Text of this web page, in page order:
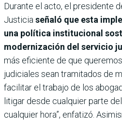
Durante el acto, el presidente
Justicia señaló que esta
una política institucional
modernización del servicio
más eficiente de que
judiciales sean tramitados de
facilitar el trabajo de los
litigar desde cualquier parte
cualquier hora”, enfatizó.